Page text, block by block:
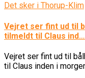
Det sker i Thorup-Klim
Vejret ser fint ud til
tilmeldt til Claus ind…
Vejret ser fint ud til
til Claus inden i